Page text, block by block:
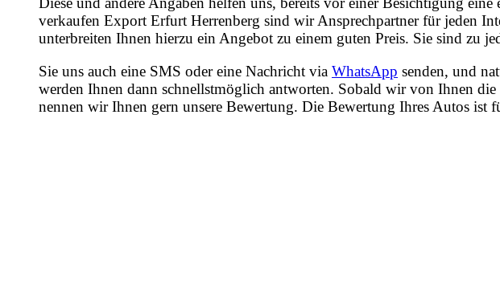
verkaufen Export Erfurt Herrenberg sind wir Ansprechpartner für jeden
unterbreiten Ihnen hierzu ein Angebot zu einem guten Preis. Sie sind zu
Sie uns auch eine SMS oder eine Nachricht via WhatsApp senden, und
werden Ihnen dann schnellstmöglich antworten. Sobald wir von Ihnen die
nennen wir Ihnen gern unsere Bewertung. Die Bewertung Ihres Autos ist